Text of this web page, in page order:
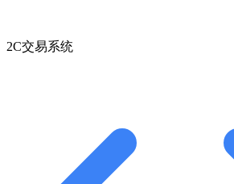
2C交易系统